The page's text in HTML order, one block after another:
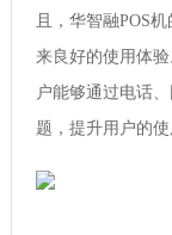
且，华智融POS机
来良好的使用体
户能够通过电话
题，提升用户的使